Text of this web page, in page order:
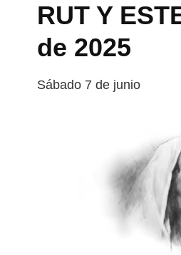
RUT Y
de 2025
Sábado 7 de junio